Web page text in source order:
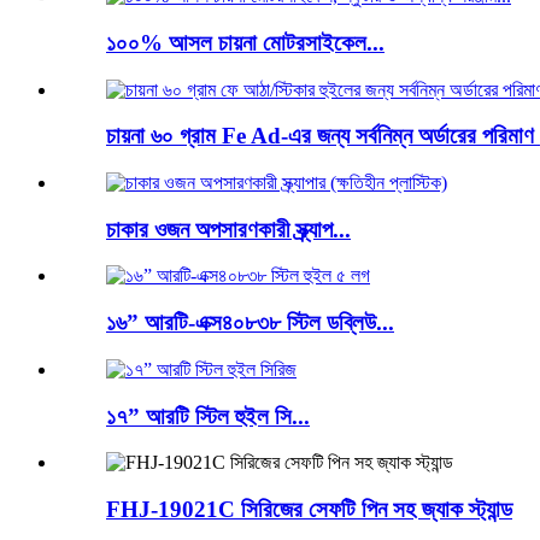
১০০% আসল চায়না মোটরসাইকেল...
চায়না ৬০ গ্রাম Fe Ad-এর জন্য সর্বনিম্ন অর্ডারের
চাকার ওজন অপসারণকারী স্ক্র্যাপ...
১৬” আরটি-এক্স৪০৮৩৮ স্টিল ডব্লিউ...
১৭” আরটি স্টিল হুইল সি...
FHJ-19021C সিরিজের সেফটি পিন সহ জ্যাক স্ট্যান্ড